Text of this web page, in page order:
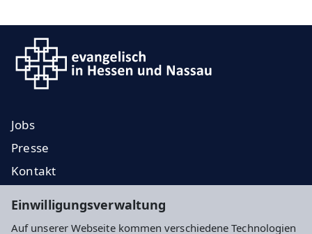
Einwilligungsverwaltung
Auf unserer Webseite kommen verschiedene Technologien
Jobs
Presse
Kontakt